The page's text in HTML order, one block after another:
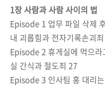
1장 사람과 사람 사이의 법
Episode 1 업무 파일 삭제
내 괴롭힘과 전자기록손괴
Episode 2 휴게실에 먹으
실 간식과 절도죄 27
Episode 3 인사팀 홍 대리